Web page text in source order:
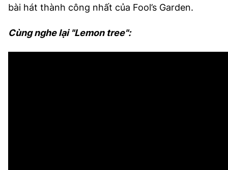
bài hát thành công nhất của Fool’s Garden.
Cùng nghe lại "Lemon tree":